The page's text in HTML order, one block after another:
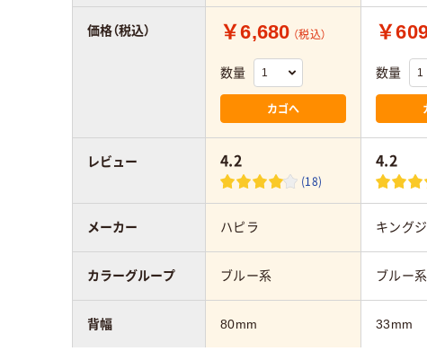
￥6,680 （税込）
数量
カゴへ
￥
数量
4.2
(18)
4.2
ハピラ キング
ブルー系 ブルー系
80mm 33mm
価格（税込）
レビュー
メーカー
カラーグループ
背幅